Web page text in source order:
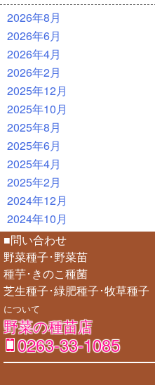
2026年8月
2026年6月
2026年4月
2026年2月
2025年12月
2025年10月
2025年8月
2025年6月
2025年4月
2025年2月
2024年12月
2024年10月
■問い合わせ
野菜種子･野菜苗
種芋･きのこ種菌
芝生種子･緑肥種子･牧草種子
について
野菜の種苗店
0263-33-1085